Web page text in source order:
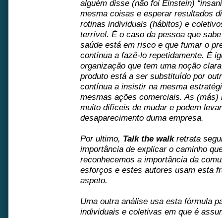
alguém disse (não foi Einstein)
mesma coisas e esperar resultados
rotinas individuais (hábitos) e
terrível. É o caso da pessoa que
saúde está em risco e que fumar o
contínua a fazê-lo repetidamente. É
organização que tem uma noção
produto está a ser substituído por
contínua a insistir na mesma
mesmas ações comerciais. As
muito difíceis de mudar e podem
desaparecimento duma empresa.
Por ultimo, Talk the walkretrata
importância de explicar o caminho
reconhecemos a importância da
esforços e estes autores usam esta
aspeto.
Uma outra análise usa esta fórmula
individuais e coletivas em que é